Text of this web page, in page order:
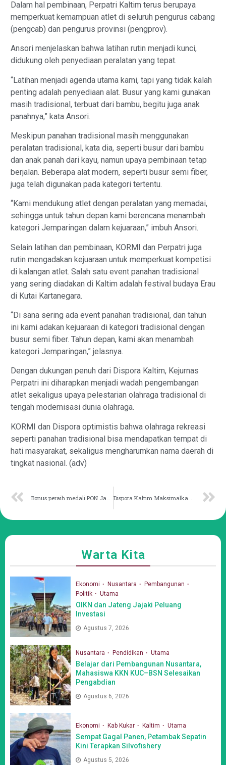
Dalam hal pembinaan, Perpatri Kaltim terus berupaya
memperkuat kemampuan atlet di seluruh pengurus cabang
(pengcab) dan pengurus provinsi (pengprov).
Ansori menjelaskan bahwa latihan rutin menjadi kunci,
didukung oleh penyediaan peralatan yang tepat.
“Latihan menjadi agenda utama kami, tapi yang tidak kalah
penting adalah penyediaan alat. Busur yang kami gunakan
masih tradisional, terbuat dari bambu, begitu juga anak
panahnya,” kata Ansori.
Meskipun panahan tradisional masih menggunakan
peralatan tradisional, kata dia, seperti busur dari bambu
dan anak panah dari kayu, namun upaya pembinaan tetap
berjalan. Beberapa alat modern, seperti busur semi fiber,
juga telah digunakan pada kategori tertentu.
“Kami mendukung atlet dengan peralatan yang memadai,
sehingga untuk tahun depan kami berencana menambah
kategori Jemparingan dalam kejuaraan,” imbuh Ansori.
Selain latihan dan pembinaan, KORMI dan Perpatri juga
rutin mengadakan kejuaraan untuk memperkuat kompetisi
di kalangan atlet. Salah satu event panahan tradisional
yang sering diadakan di Kaltim adalah festival budaya Erau
di Kutai Kartanegara.
“Di sana sering ada event panahan tradisional, dan tahun
ini kami adakan kejuaraan di kategori tradisional dengan
busur semi fiber. Tahun depan, kami akan menambah
kategori Jemparingan,” jelasnya.
Dengan dukungan penuh dari Dispora Kaltim, Kejurnas
Perpatri ini diharapkan menjadi wadah pengembangan
atlet sekaligus upaya pelestarian olahraga tradisional di
tengah modernisasi dunia olahraga.
KORMI dan Dispora optimistis bahwa olahraga rekreasi
seperti panahan tradisional bisa mendapatkan tempat di
hati masyarakat, sekaligus mengharumkan nama daerah di
tingkat nasional. (adv)
Warta Kita
Ekonomi Nusantara
Pembangunan
Politik
Utama
OIKN dan Jateng Jajaki Peluang
Investasi
Agustus 7, 2026
Nusantara Pendidikan Utama
Belajar dari Pembangunan Nusantara,
Mahasiswa KKN KUC–BSN Selesaikan
Pengabdian
Agustus 6, 2026
Ekonomi Kab Kukar Kaltim Utama
Sempat Gagal Panen, Petambak Sepatin
Kini Terapkan Silvofishery
Agustus 5, 2026